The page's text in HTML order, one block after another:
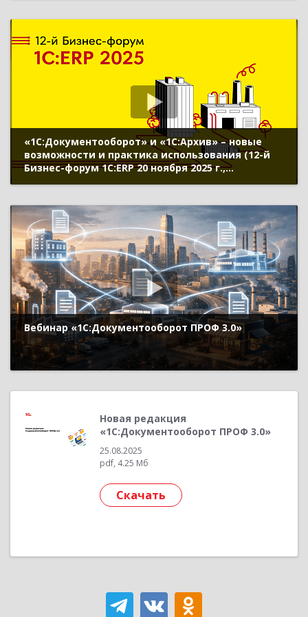
«1С:Документооборот» и «1С:Архив» – новые
возможности и практика использования (12-й
Бизнес-форум 1С:ERP 20 ноября 2025 г.,
Вебинар «1С:Документооборот ПРОФ 3.0»
Новая редакция
«1С:Документооборот ПРОФ 3.0»
25.08.2025
pdf, 4.25 Мб
Скачать